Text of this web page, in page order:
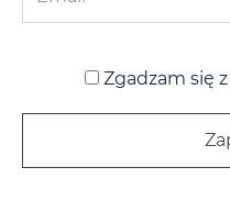
Zgadzam się z